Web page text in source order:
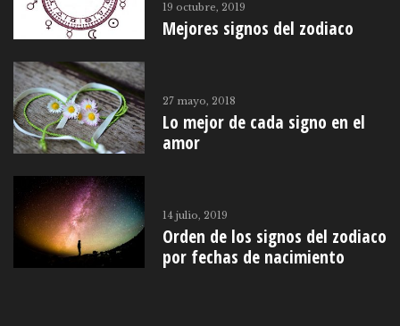
19 octubre, 2019
Mejores signos del zodiaco
27 mayo, 2018
Lo mejor de cada signo en el
amor
14 julio, 2019
Orden de los signos del zodiaco
por fechas de nacimiento